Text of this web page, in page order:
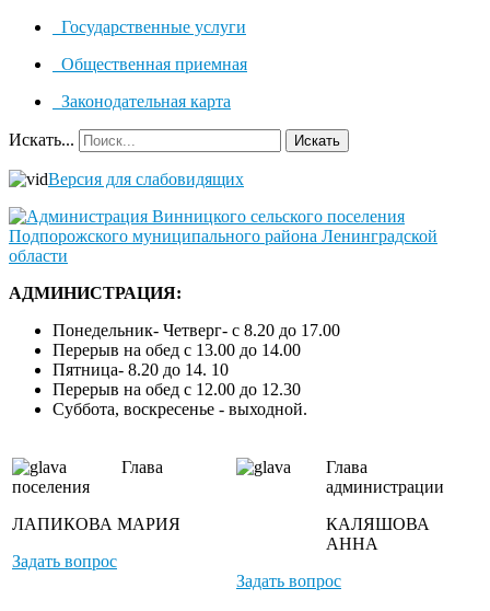
Государственные услуги
Общественная приемная
Законодательная карта
Искать... Искать
Версия для слабовидящих
АДМИНИСТРАЦИЯ:
Понедельник- Четверг- с 8.20 до 17.00
Перерыв на обед с 13.00 до 14.00
Пятница- 8.20 до 14. 10
Перерыв на обед с 12.00 до 12.30
Суббота, воскресенье - выходной.
Глава
поселения
ЛАПИКОВА МАРИЯ
Задать вопрос
Глава
администрации
КАЛЯШОВА
АННА
Задать вопрос